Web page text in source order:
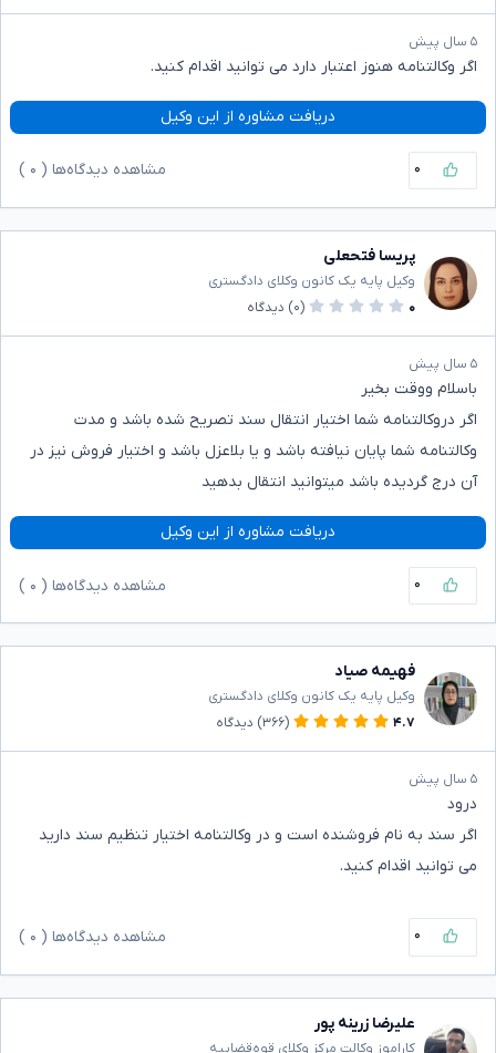
۵ سال پیش
اگر وکالتنامه هنوز اعتبار دارد می توانید اقدام کنید.
دریافت مشاوره از این وکیل
۰ مشاهده دیدگاه‌ها ( ۰
پریسا فتحعلی
وکیل پایه یک کانون وکلای دادگستری
۰
(۰) دیدگاه
۵ سال پیش
باسلام ووقت بخیر
اگر دروکالتنامه شما اختیار انتقال سند تصریح شده باشد و مدت
وکالتنامه شما پایان نیافته باشد و یا بلاعزل باشد و اختیار فروش نیز در
آن درج گردیده باشد میتوانید انتقال بدهید
دریافت مشاوره از این وکیل
۰ مشاهده دیدگاه‌ها ( ۰
فهیمه صیاد
وکیل پایه یک کانون وکلای دادگستری
۴.۷
(۳۶۶) دیدگاه
۵ سال پیش
درود
اگر سند به نام فروشنده است و در وکالتنامه اختیار تنظیم سند دارید
می توانید اقدام کنید.
۰ مشاهده دیدگاه‌ها ( ۰
علیرضا زرینه پور
کاراموز وکالت مرکز وکلای قوه‌قضاییه